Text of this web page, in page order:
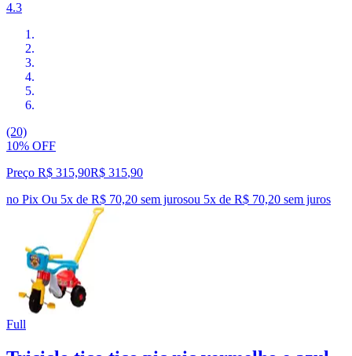
4.3
(20)
10% OFF
Preço R$ 315,90R$ 315,90
no Pix Ou 5x de R$ 70,20 sem jurosou 5x de R$ 70,20 sem juros
Full